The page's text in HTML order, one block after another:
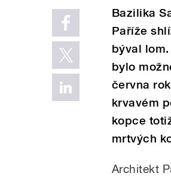
Bazilika
Paříže
býval
bylo
června
krvavém
kopce
mrtvých
Architekt